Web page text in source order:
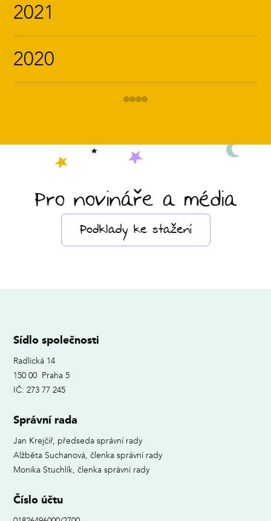
2021
2020
Pro novináře a média
Podklady ke stažení
Sídlo společnosti
Radlická 14
150 00 Praha 5
IČ: 273 77 245
Správní rada
Jan Krejčíř, předseda správní rady
Alžběta Suchanová, členka správní rady
Monika Stuchlík, členka správní rady
Číslo účtu